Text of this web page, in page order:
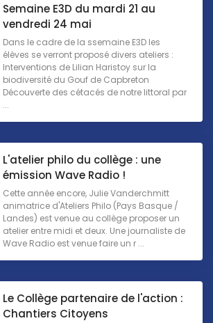
Semaine E3D du mardi 21 au
vendredi 24 mai
Dans le cadre de la ssemaine E3D les
élèves se verront proposé divers ateliers :
Interventions de Lilian Haristoy sur la
biodiversité du Gouf de Capbreton
Découverte des cétacés de notre littoral par
...
L'atelier philo du collège : une
émission Wave Radio !
Cette année encore, Julie Vanderchmitt
animatrice d'Ateliers Philo (Pays Basque /
Landes) est venue au collège proposer un
atelier entre midi et deux. Une journaliste de
Wave Radio est venue faire un r ...
Le Collège partenaire de l'action :
Chantiers Citoyens